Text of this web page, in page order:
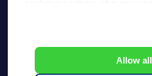
information that you’ve
Allow all
고객 서비스: